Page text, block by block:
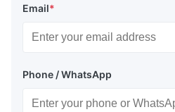
Email*
Phone / WhatsApp